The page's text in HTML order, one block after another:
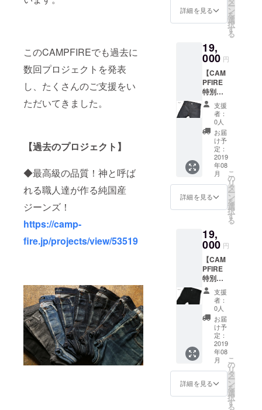
このCAMPFIREでも過去に
数回プロジェクトを発表
し、たくさんのご支援をい
ただいてきました。
【過去のプロジェクト】
◆最高級の品質！神と呼ば
れる職人達が作る純国産
ジーンズ！
https://camp-
fire.jp/projects/view/53519
エ）・
・・1本
13.5oz
ン
100%、
Liberta
dの定番
ジーン
ズの中
でも初
期の頃
から人
気のあ
るベス
トセ
ラー
ジーン
ズ"Jim
babwe"
（ジン
しま
す。
※Size
27/ 28/
29/ 30/
31/ 32
/33 /
34inch
よりお
選びい
ただけ
ます。
※お申込
み時に
ご希望
の股下
をご連
詳細を見る ー
ン
を
選
択
す
る
19,
000 円
【CAM
PFIRE
特別価
格
16%OF
◆Libert
ad定番
ジーン
ズ"Tyle
r"（タ
ラー）
・・・1
本 上品
な光沢
トな穿
き心地
が特徴
の
13.5oz
セル
ビッチ
デニム
を使用
した人
気モデ
ル、"Ty
ler"（タ
ラー）
をお届
けしま
支援
者：
0人
お届
け予
定：
2019
年08
月
詳細を見る
こ
の
リ
タ
ー
ン
を
選
択
す
る
19,
000 円
【CAM
PFIRE
特別価
格
16%OF
◆Libert
ad定番
ジーン
ズ"Bud
dy"（バ
ディ）
・・・1
本 14oz
コット
ン100%
支援
者：
0人
お届
け予
定：
2019
年08
月
詳細を見る
こ
の
リ
タ
ー
ン
を
選
択
す
る